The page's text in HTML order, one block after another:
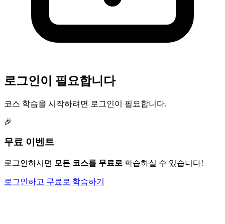
로그인이 필요합니다
코스 학습을 시작하려면 로그인이 필요합니다.
🎉
무료 이벤트
로그인하시면 모든 코스를 무료로 학습하실 수 있습니다!
로그인하고 무료로 학습하기